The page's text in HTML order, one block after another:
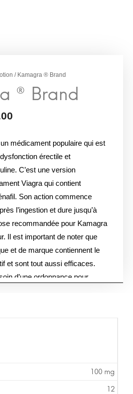
/ Kamagra ® Brand
médicament populaire qui est
érectile et
C’est une version
Viagra qui contient
Son action commence
l’ingestion et dure jusqu’à
recommandée pour Kamagra
Il est important de noter que
et de marque contiennent le
et sont tout aussi efficaces.
d’une ordonnance pour
100 mg
12